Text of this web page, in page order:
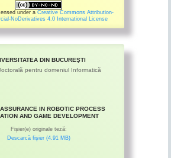
under a Creative Commons Attribution-
NoDerivatives 4.0 International License
DIN BUCUREŞTI
pentru domeniul Informatică
IN ROBOTIC PROCESS
AND GAME DEVELOPMENT
Fișier(e) originale teză:
Descarcă fișier (4.91 MB)